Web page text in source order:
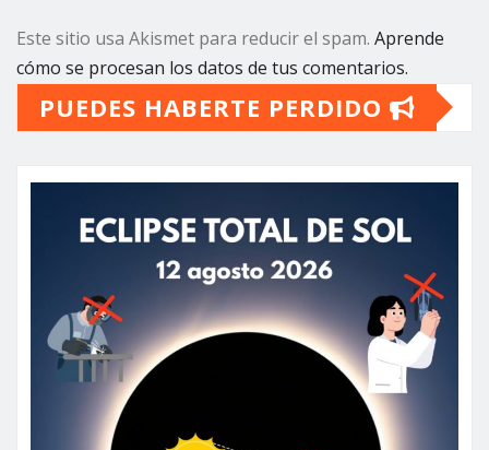
Este sitio usa Akismet para reducir el spam. Aprende
cómo se procesan los datos de tus comentarios.
PUEDES HABERTE PERDIDO